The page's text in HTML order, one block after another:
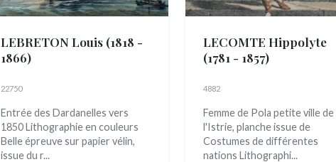
LEBRETON Louis (1818 -
1866)
22750
Entrée des Dardanelles vers
1850 Lithographie en couleurs
Belle épreuve sur papier vélin,
issue du r...
LECOMTE Hippolyte
(1781 - 1857)
4882
Femme de Pola petite ville de
l'Istrie, planche issue de
Costumes de différentes
nations Lithographi...